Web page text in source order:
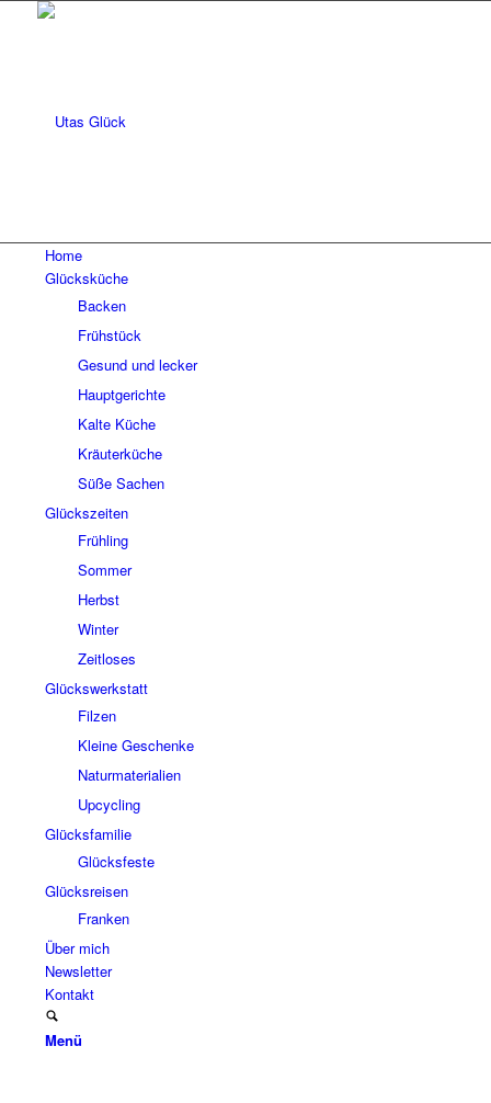
Home
Glücksküche
Backen
Frühstück
Gesund und lecker
Hauptgerichte
Kalte Küche
Kräuterküche
Süße Sachen
Glückszeiten
Frühling
Sommer
Herbst
Winter
Zeitloses
Glückswerkstatt
Filzen
Kleine Geschenke
Naturmaterialien
Upcycling
Glücksfamilie
Glücksfeste
Glücksreisen
Franken
Über mich
Newsletter
Kontakt
Menü